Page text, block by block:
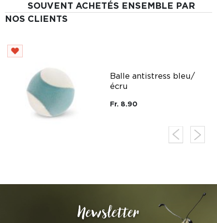
SOUVENT ACHETÉS ENSEMBLE PAR
NOS CLIENTS
Balle antistress bleu/
écru
Fr. 8.90
Newsletter